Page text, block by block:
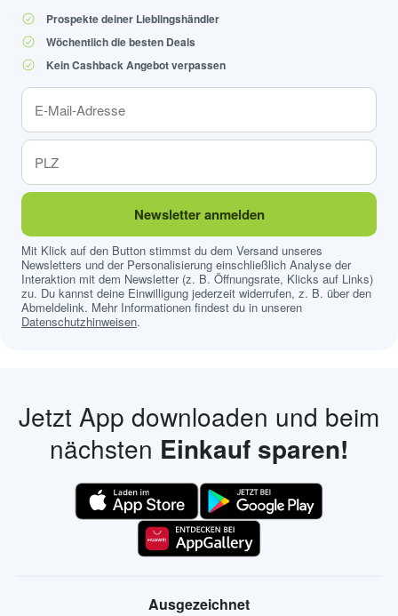
Prospekte deiner Lieblingshändler
Wöchentlich die besten Deals
Kein Cashback Angebot verpassen
Newsletter anmelden
Mit Klick auf den Button stimmst du dem Versand unseres
Newsletters und der Personalisierung einschließlich Analyse der
Interaktion mit dem Newsletter (z. B. Öffnungsrate, Klicks auf Links)
zu. Du kannst deine Einwilligung jederzeit widerrufen, z. B. über den
Abmeldelink. Mehr Informationen findest du in unseren
Datenschutzhinweisen.
Jetzt App downloaden und beim
nächsten Einkauf sparen!
Ausgezeichnet